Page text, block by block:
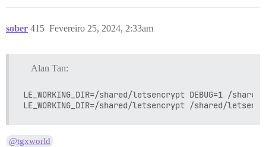
sober Fevereiro 25, 2024, 2:33am
415
Alan Tan:
LE_WORKING_DIR=/shared/letsencrypt DEBUG=1 /
@tgxworld